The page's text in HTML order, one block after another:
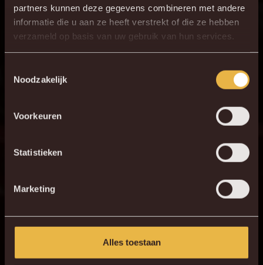
partners kunnen deze gegevens combineren met andere
informatie die u aan ze heeft verstrekt of die ze hebben
verzameld op basis van uw gebruik van hun services.
Noodzakelijk
Voorkeuren
Statistieken
Marketing
Alles toestaan
1 G. Coucke
23 D. Foulon
22 E. Cobbaut
6 J. Van Hecke
11 N. Storm
7 G. Hairemans
20 L. Lauberbach